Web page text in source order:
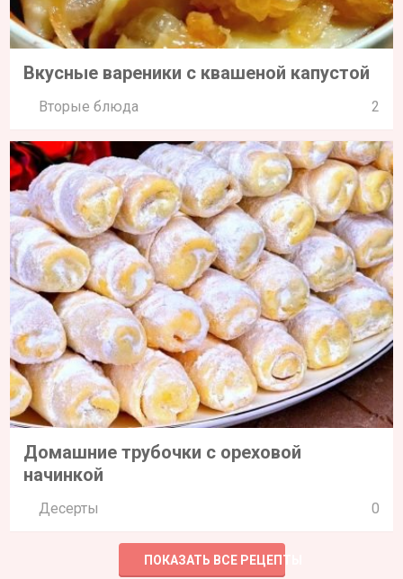
Вкусные вареники с квашеной капустой
Вторые блюда 2
Домашние трубочки с ореховой
начинкой
Десерты 0
ПОКАЗАТЬ ВСЕ РЕЦЕПТЫ